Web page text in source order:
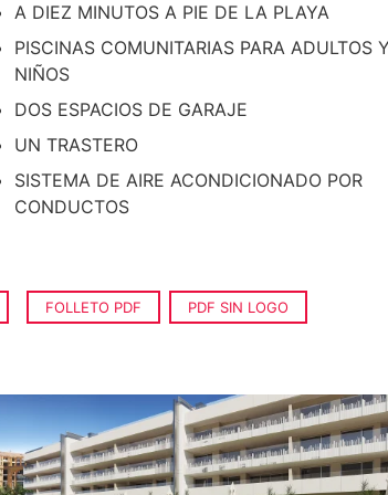
A DIEZ MINUTOS A PIE DE LA PLAYA
PISCINAS COMUNITARIAS PARA ADULTOS
NIÑOS
DOS ESPACIOS DE GARAJE
UN TRASTERO
SISTEMA DE AIRE ACONDICIONADO POR
CONDUCTOS
FOLLETO PDF PDF SIN LOGO